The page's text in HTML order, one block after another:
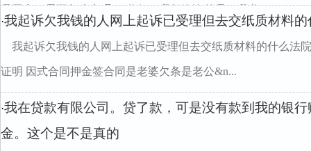
母同意）需要怎么办理san你好，我想咨询的是，我父...
·我起诉欠我钱的人网上起诉已受理但去交纸质材料
我起诉欠我钱的人网上起诉已受理但去交纸质材料的什么法
证明 因式合同押金签合同是老婆欠条是老公&n...
·我在贷款有限公司。贷了款，可是没有款到我的银
金。这个是不是真的